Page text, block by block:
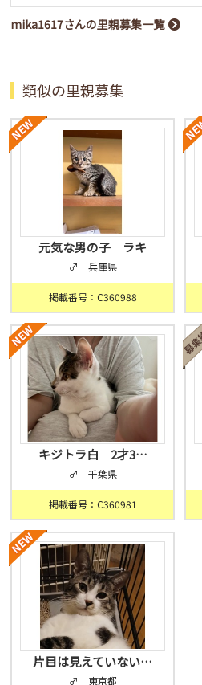
mika1617さんの里親募集一覧
類似の里親募集
元気な男の子 ラキ
♂ 兵庫県
掲載番号：C360988
キジトラ白 2才3…
♂ 千葉県
掲載番号：C360981
片目は見えていない…
♂ 東京都